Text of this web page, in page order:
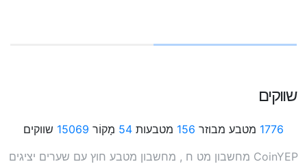
שווקים
1776 מטבע מבוזר 156 מטבעות 54 מָקוֹר 15069 שווקים
CoinYEP מחשבון מט ח , מחשבון מטבע חוץ עם שערים יציגים